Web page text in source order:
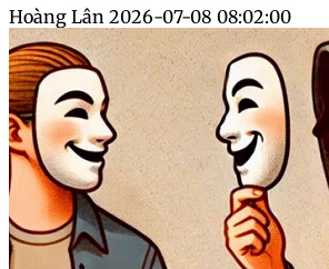
Hoàng Lân 2026-07-08 08:02:00